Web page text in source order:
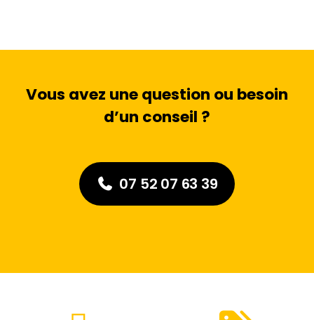
Vous avez une question ou besoin
d’un conseil ?
07 52 07 63 39